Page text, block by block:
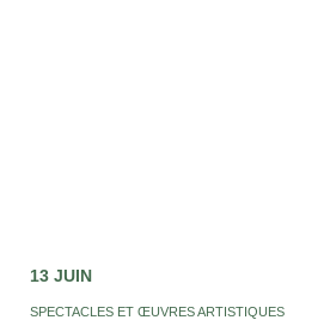
13 JUIN
SPECTACLES ET ŒUVRES ARTISTIQUES